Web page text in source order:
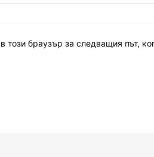
този браузър за следващия път,